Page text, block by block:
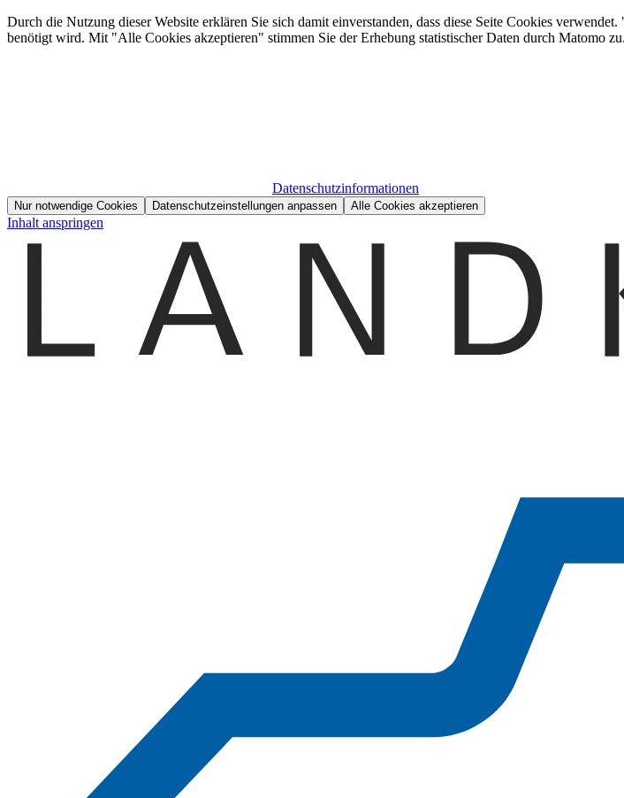
Durch die Nutzung dieser Website erklären Sie sich damit einverstanden, dass diese Seite Cookies
benötigt wird. Mit "Alle Cookies akzeptieren" stimmen Sie der Erhebung statistischer Daten durch Matomo
Datenschutzinformationen
Nur notwendige Cookies Datenschutzeinstellungen anpassen Alle Cookies akzeptieren
Inhalt anspringen